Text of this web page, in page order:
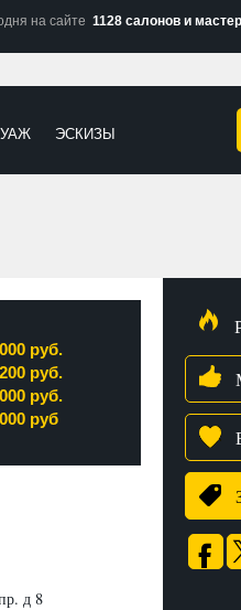
на сайте 1128 салонов и
ЭСКИЗЫ
руб.
руб.
руб.
руб
д 8